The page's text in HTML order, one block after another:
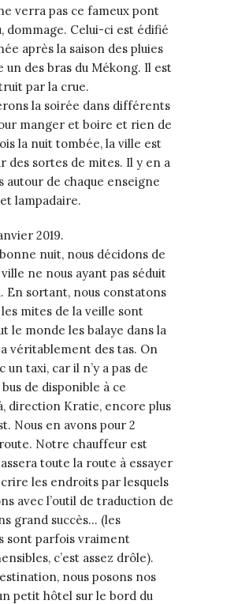
verra pas ce fameux pont
dommage. Celui-ci est édifié
après la saison des pluies
un des bras du Mékong. Il est
par la crue.
la soirée dans différents
manger et boire et rien de
la nuit tombée, la ville est
des sortes de mites. Il y en a
autour de chaque enseigne
lampadaire.
2019.
nuit, nous décidons de
ne nous ayant pas séduit
En sortant, nous constatons
mites de la veille sont
le monde les balaye dans la
véritablement des tas. On
un taxi, car il n’y a pas de
de disponible à ce
direction Kratie, encore plus
Nous en avons pour 2
Notre chauffeur est
toute la route à essayer
les endroits par lesquels
avec l’outil de traduction de
grand succès… (les
sont parfois vraiment
c’est assez drôle).
nous posons nos
petit hôtel sur le bord du